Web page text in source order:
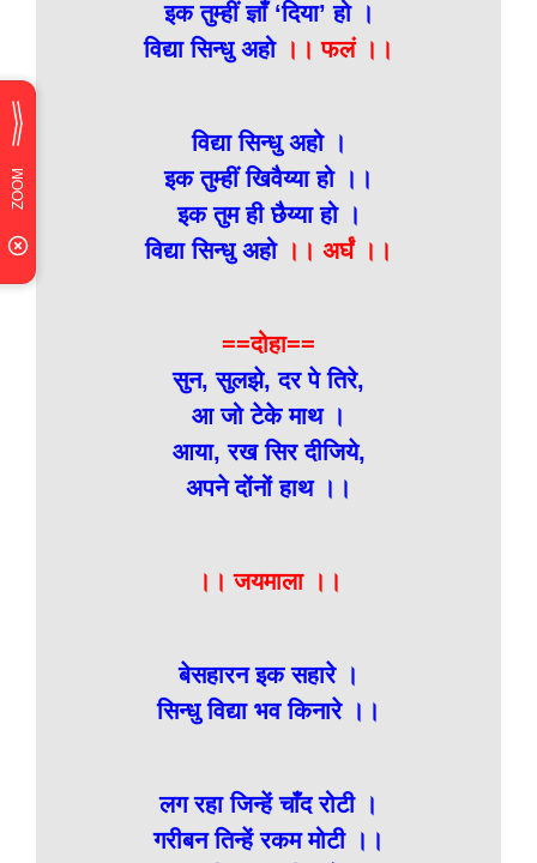
इक तुम्हीं ज्ञाँ ‘दिया’ हो ।
विद्या सिन्धु अहो ।। फलं ।।
विद्या सिन्धु अहो ।
इक तुम्हीं खिवैय्या हो ।।
इक तुम ही छैय्या हो ।
विद्या सिन्धु अहो।। अर्घं ।।
==दोहा==
सुन, सुलझे, दर पे तिरे,
आ जो टेके माथ ।
आया, रख सिर दीजिये,
अपने दोंनों हाथ ।।
।। जयमाला ।।
बेसहारन इक सहारे ।
सिन्धु विद्या भव किनारे ।।
लग रहा जिन्हें चाँद रोटी ।
गरीबन तिन्हें रकम मोटी ।।